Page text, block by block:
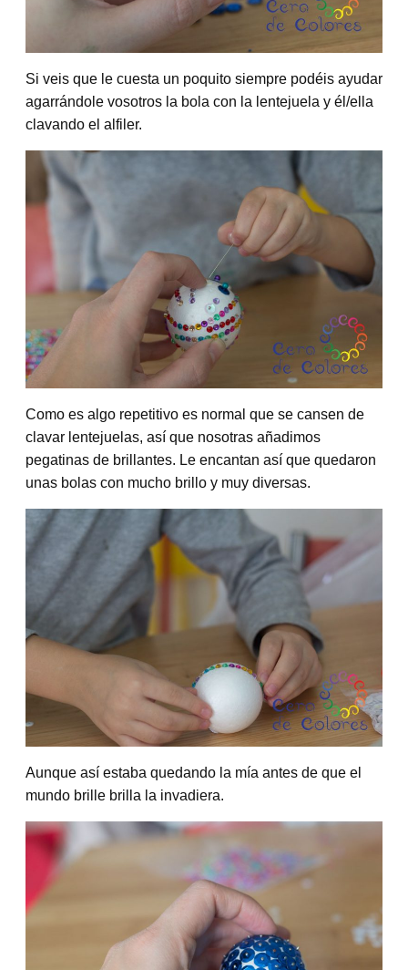
Si veis que le cuesta un poquito siempre podéis ayudar
agarrándole vosotros la bola con la lentejuela y él/ella
clavando el alfiler.
Como es algo repetitivo es normal que se cansen de
clavar lentejuelas, así que nosotras añadimos
pegatinas de brillantes. Le encantan así que quedaron
unas bolas con mucho brillo y muy diversas.
Aunque así estaba quedando la mía antes de que el
mundo brille brilla la invadiera.